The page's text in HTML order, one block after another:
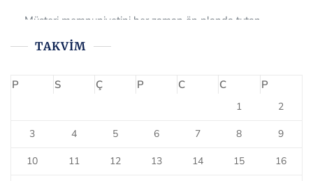
firmamız, tüm müşterilerine 6.gönderisinde 1 gönderimi
ücretsiz olarak sağlamaktadır. Bizi tercih ettiğiniz için çok
teşekkür ederiz.
TAKVIM
P S Ç P C C P
1 2
3 4 5 6 7 8 9
10 11 12 13 14 15 16